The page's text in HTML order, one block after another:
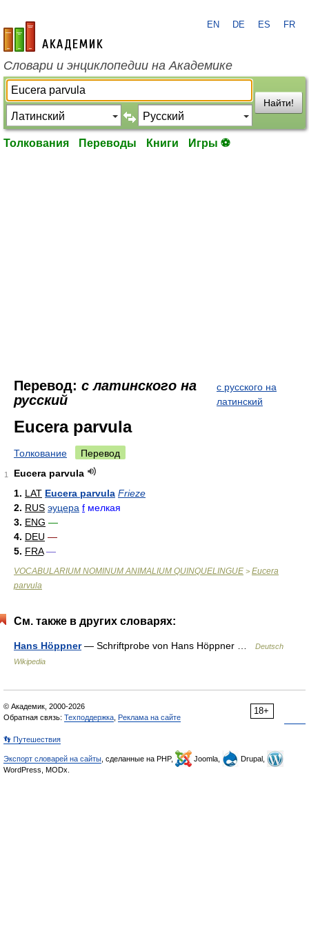
academic.ru
EN DE ES FR
Словари и энциклопедии на Академике
Найти!
Толкования Переводы Книги Игры ⚽
Перевод: с латинского на
русский
с русского на
латинский
Eucera parvula
Толкование Перевод
1
Eucera parvula
1. LAT Eucera parvula Frieze
2. RUS эуцера f мелкая
3. ENG —
4. DEU —
5. FRA —
VOCABULARIUM NOMINUM ANIMALIUM QUINQUELINGUE > Eucera
parvula
См. также в других словарях:
Hans Höppner— Schriftprobe von Hans Höppner …
Deutsch
Wikipedia
18+
© Академик, 2000-2026
Обратная связь: Техподдержка Реклама на сайте
👣 Путешествия
Экспорт словарей на сайты , сделанные на PHP, Joomla,
Drupal,
WordPress, MODx.